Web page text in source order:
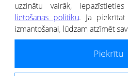
® CREDITREFORM Latvija
SIA
Portāla ietvaros saņemtajai informācijai ir
uzzinātu vairāk,
lietošanas politiku. Ja
izmantošanai, lūdzam atzīmēt
Piekrītu